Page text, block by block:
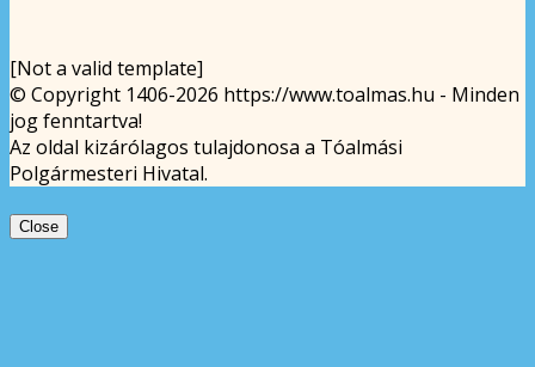
[Not a valid template]
© Copyright 1406-2026 https://www.toalmas.hu - Minden
jog fenntartva!
Az oldal kizárólagos tulajdonosa a Tóalmási
Polgármesteri Hivatal.
Close